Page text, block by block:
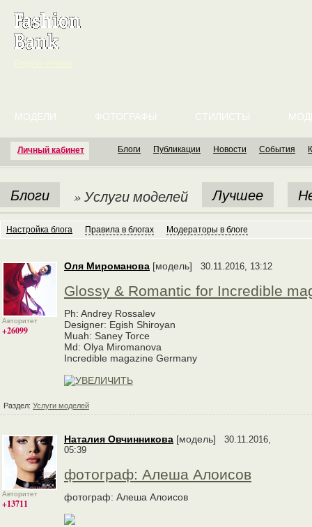
Личный кабинет
МОДЕЛИ ФОТОГРАФЫ СТИЛИСТЫ
Блоги Публикации Новости События
Блоги » Услуги моделей Лучшее
Настройка блога Правила в блогах Модераторы в блоге
Авторитет
+26099
Оля Мироманова [модель] 30.11.2016, 13:12
Glossy & Romantic for Incredible
Ph: Andrey Rossalev
Designer: Egish Shiroyan
Muah: Saney Torce
Md: Olya Miromanova
Incredible magazine Germany
Раздел: Услуги моделей
Авторитет
+13711
Наталия Овчинникова [модель]
30.11.2016,
05:39
фотограф: Алеша Алоисов
фотограф: Алеша Алоисов